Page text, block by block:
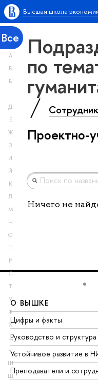
Высшая школа
Все
А
Б
В
Г
Д
Е
Ж
З
И
Й
К
Л
М
Н
О
П
Р
С
Т
У
Ф
Х
Ц
Ч
Ш
Щ
по
Проектно-
Ничего не
О ВЫШКЕ
Цифры и факты
Руководство и структура
Устойчивое развитие в
Преподаватели и